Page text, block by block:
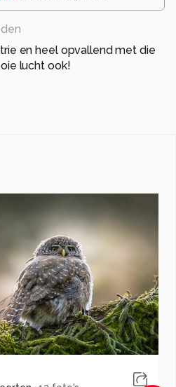
en heel opvallend met die
lucht ook!